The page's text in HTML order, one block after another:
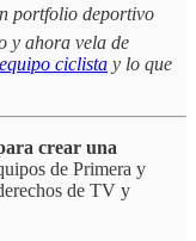
portfolio deportivo
y ahora vela de
ciclista y lo que
crear una
de Primera y
de TV y